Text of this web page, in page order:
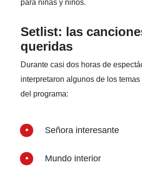
para niñas y niños.
Setlist: las
queridas
Durante casi dos horas de
interpretaron algunos de los
del programa:
Señora interesante
Mundo interior